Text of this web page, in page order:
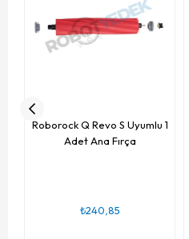
Roborock Q Revo S Uyumlu 1
Adet Ana Fırça
₺240,85